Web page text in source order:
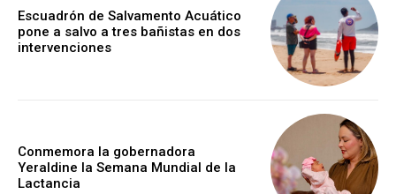
Escuadrón de Salvamento Acuático
pone a salvo a tres bañistas en dos
intervenciones
Conmemora la gobernadora
Yeraldine la Semana Mundial de la
Lactancia